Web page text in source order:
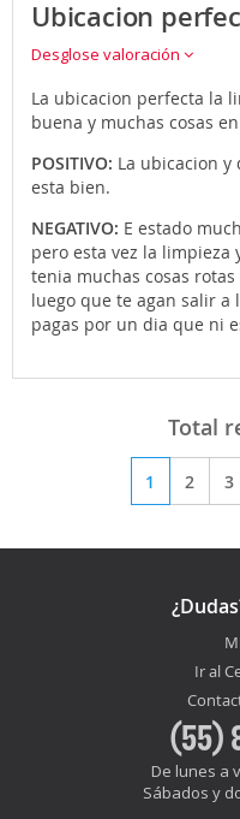
Ubicacion
Desglose valoración
La ubicacion perfecta la
buena y muchas cosas
POSITIVO: La ubicacion y
esta bien.
NEGATIVO: E estado
pero esta vez la limpieza
tenia muchas cosas
luego que te agan salir a
pagas por un dia que ni
Total
1 2 3
Ir al
(55)
De lunes a
Sábados y